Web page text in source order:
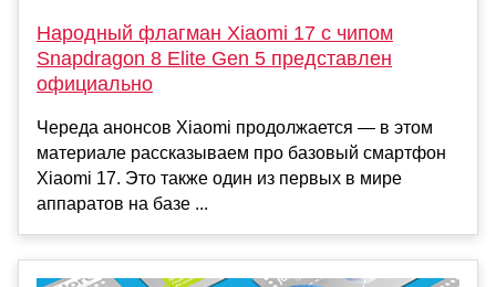
Народный флагман Xiaomi 17 с чипом
Snapdragon 8 Elite Gen 5 представлен
официально
Череда анонсов Xiaomi продолжается — в этом
материале рассказываем про базовый смартфон
Xiaomi 17. Это также один из первых в мире
аппаратов на базе ...